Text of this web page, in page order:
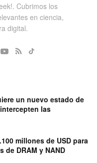
Cubrimos los
en ciencia,
digital.
un nuevo estado de
las
millones de USD para
DRAM y NAND